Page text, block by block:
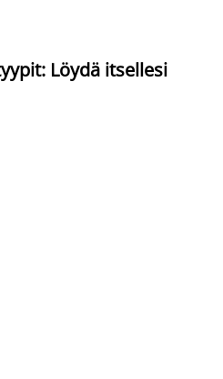
Löydä itsellesi